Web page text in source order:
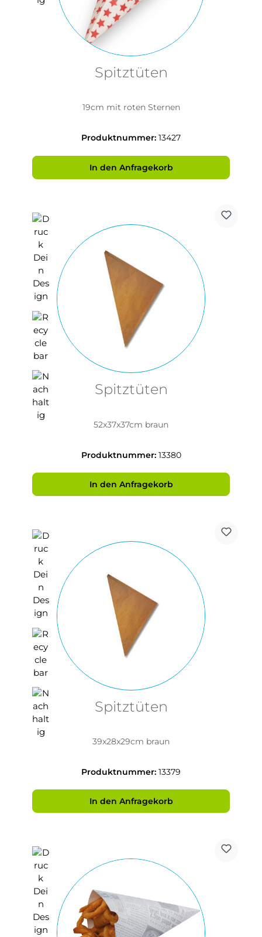
Spitztüten
19cm mit roten Sternen
Produktnummer: 13427
In den Anfragekorb
Spitztüten
52x37x37cm braun
Produktnummer: 13380
In den Anfragekorb
Spitztüten
39x28x29cm braun
Produktnummer: 13379
In den Anfragekorb